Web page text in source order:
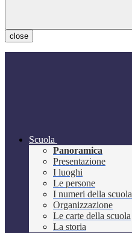
close
Scuola
Panoramica
Presentazione
I luoghi
Le persone
I numeri della scuola
Organizzazione
Le carte della scuola
La storia